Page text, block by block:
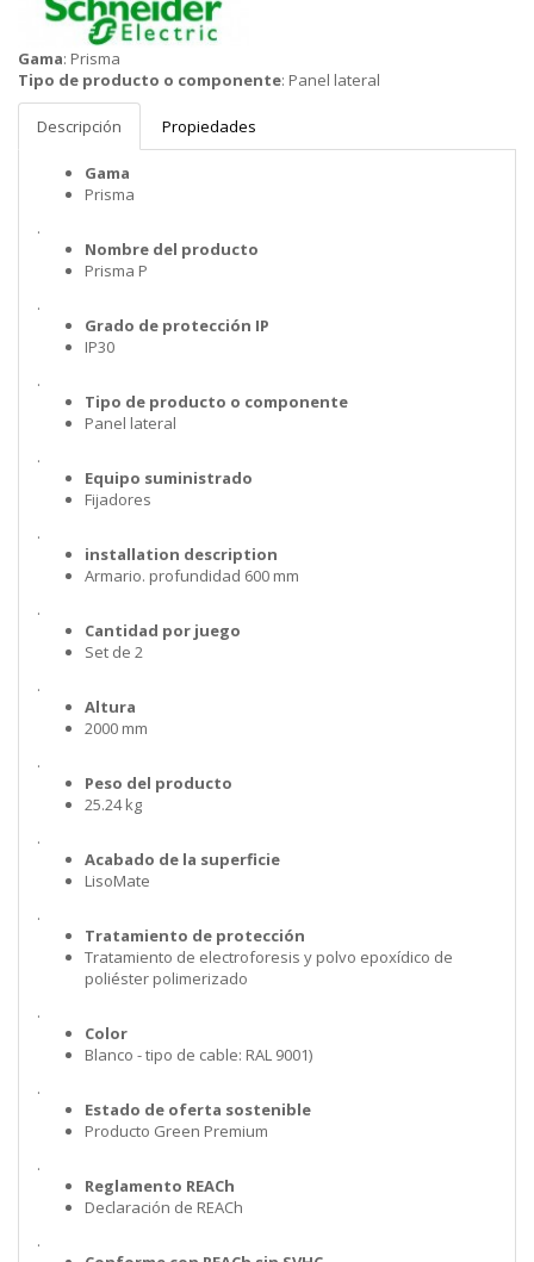
Schneider
Gama: Prisma
Tipo de producto o componente: Panel lateral
Descripción Propiedades
Gama
Prisma
.
Nombre del producto
Prisma P
.
Grado de protección IP
IP30
.
Tipo de producto o componente
Panel lateral
.
Equipo suministrado
Fijadores
.
installation description
Armario. profundidad 600 mm
.
Cantidad por juego
Set de 2
.
Altura
2000 mm
.
Peso del producto
25.24 kg
.
Acabado de la superficie
LisoMate
.
Tratamiento de protección
Tratamiento de electroforesis y polvo epoxídico de
poliéster polimerizado
.
Color
Blanco - tipo de cable: RAL 9001)
.
Estado de oferta sostenible
Producto Green Premium
.
Reglamento REACh
Declaración de REACh
.